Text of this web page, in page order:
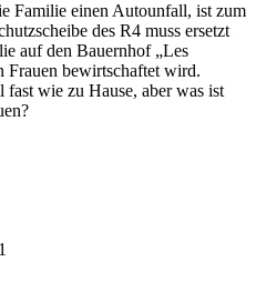
Familie einen Autounfall, ist zum
des R4 muss ersetzt
auf den Bauernhof „Les
Frauen bewirtschaftet wird.
wie zu Hause, aber was ist